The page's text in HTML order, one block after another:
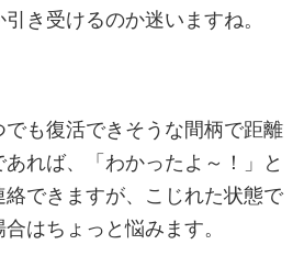
き受けるのか迷いますね。
でも復活できそうな間柄で距離
れば、「わかったよ～！」と
できますが、こじれた状態で
はちょっと悩みます。